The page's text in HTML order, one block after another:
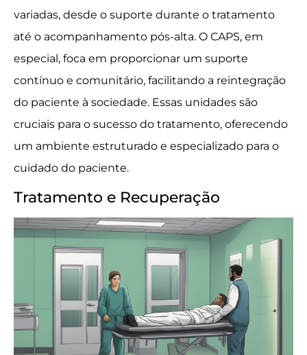
variadas, desde o suporte durante o tratamento
até o acompanhamento pós-alta. O CAPS, em
especial, foca em proporcionar um suporte
contínuo e comunitário, facilitando a reintegração
do paciente à sociedade. Essas unidades são
cruciais para o sucesso do tratamento, oferecendo
um ambiente estruturado e especializado para o
cuidado do paciente.
Tratamento e Recuperação